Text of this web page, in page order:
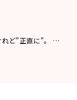
れど”正直に”。 …